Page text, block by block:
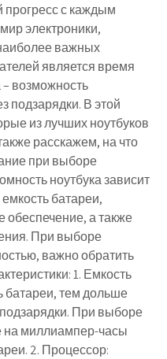
прогресс с каждым
электроники,
важных
является время
возможность
подзарядки. В этой
из лучших ноутбуков
расскажем, на что
при выборе
ноутбука зависит
батареи,
обеспечение, а также
При выборе
важно обратить
1. Емкость
батареи, тем дольше
При выборе
на миллиампер-часы
2. Процессор: